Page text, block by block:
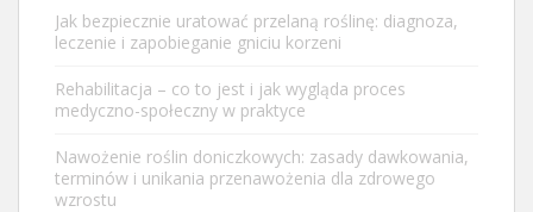
Jak bezpiecznie uratować przelaną roślinę: diagnoza,
leczenie i zapobieganie gniciu korzeni
Rehabilitacja – co to jest i jak wygląda proces
medyczno-społeczny w praktyce
Nawożenie roślin doniczkowych: zasady dawkowania,
terminów i unikania przenawożenia dla zdrowego
wzrostu